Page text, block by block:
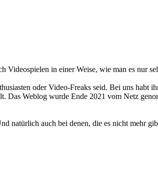
Videospielen in einer Weise, wie man es nur
oder Video-Freaks seid. Bei uns habt
Das Weblog wurde Ende 2021 vom Netz
natürlich auch bei denen, die es nicht mehr